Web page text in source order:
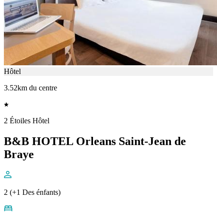
Hôtel
3.52km du centre
2 Étoiles Hôtel
B&B HOTEL Orleans Saint-Jean de
Braye
2 (+1 Des énfants)